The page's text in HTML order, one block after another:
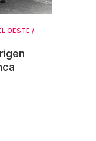
OESTE /